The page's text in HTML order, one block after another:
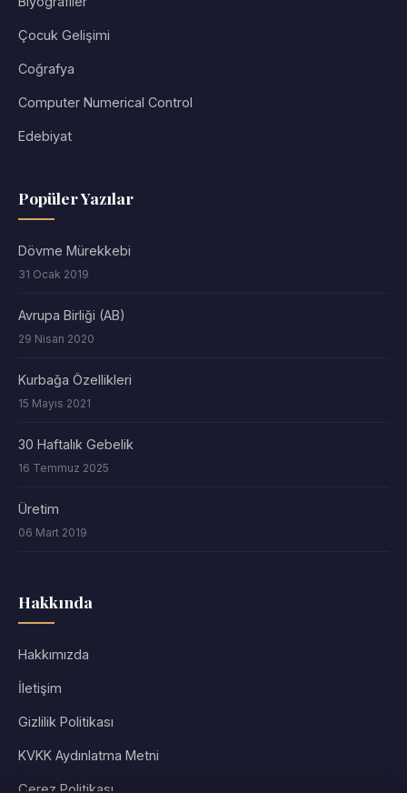
Çocuk Gelişimi
Coğrafya
Computer Numerical Control
Edebiyat
Popüler Yazılar
Dövme Mürekkebi
31 Ocak 2019
Avrupa Birliği (AB)
29 Nisan 2020
Kurbağa Özellikleri
15 Mayıs 2021
30 Haftalık Gebelik
16 Temmuz 2025
Üretim
06 Mart 2019
Hakkında
Hakkımızda
İletişim
Gizlilik Politikası
KVKK Aydınlatma Metni
Çerez Politikası